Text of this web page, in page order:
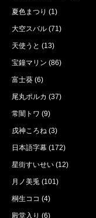
夏色まつり (1)
大空スバル (71)
天使うと (13)
宝鐘マリン (86)
富士葵 (6)
尾丸ポルカ (37)
常闇トワ (9)
戌神ころね (3)
日本語字幕 (172)
星街すいせい (12)
月ノ美兎 (101)
桐生ココ (4)
殿堂入り (6)